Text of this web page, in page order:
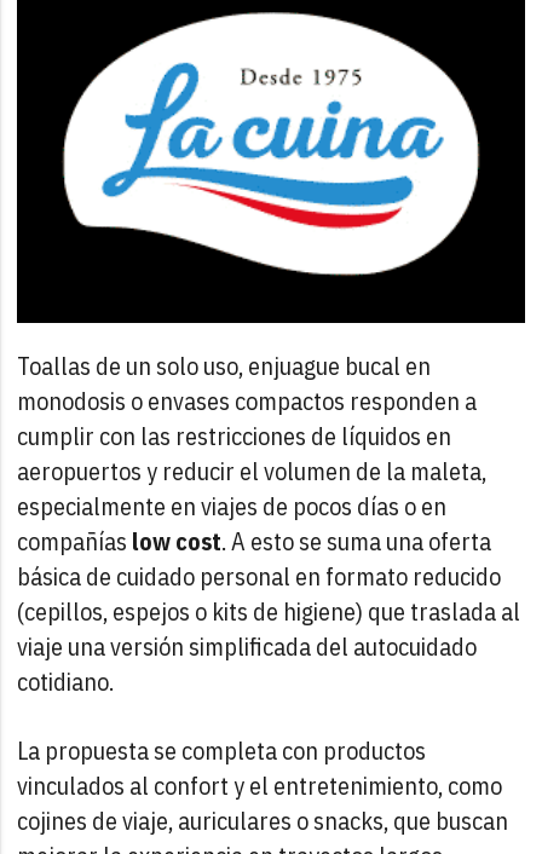
Toallas de un solo uso, enjuague bucal en
monodosis o envases compactos responden a
cumplir con las restricciones de líquidos en
aeropuertos y reducir el volumen de la maleta,
especialmente en viajes de pocos días o en
compañías low cost. A esto se suma una oferta
básica de cuidado personal en formato reducido
(cepillos, espejos o kits de higiene) que traslada al
viaje una versión simplificada del autocuidado
cotidiano.
La propuesta se completa con productos
vinculados al confort y el entretenimiento, como
cojines de viaje, auriculares o snacks, que buscan